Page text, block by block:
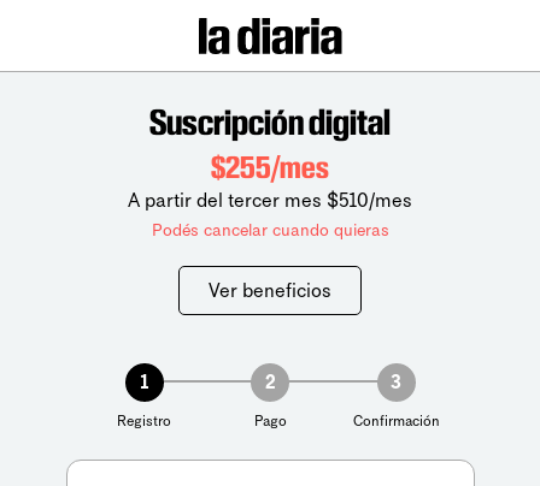
Suscripción digital
$255/mes
A partir del tercer mes $510/mes
Podés cancelar cuando quieras
Ver beneficios
1
Registro
2
Pago
3
Confirmación